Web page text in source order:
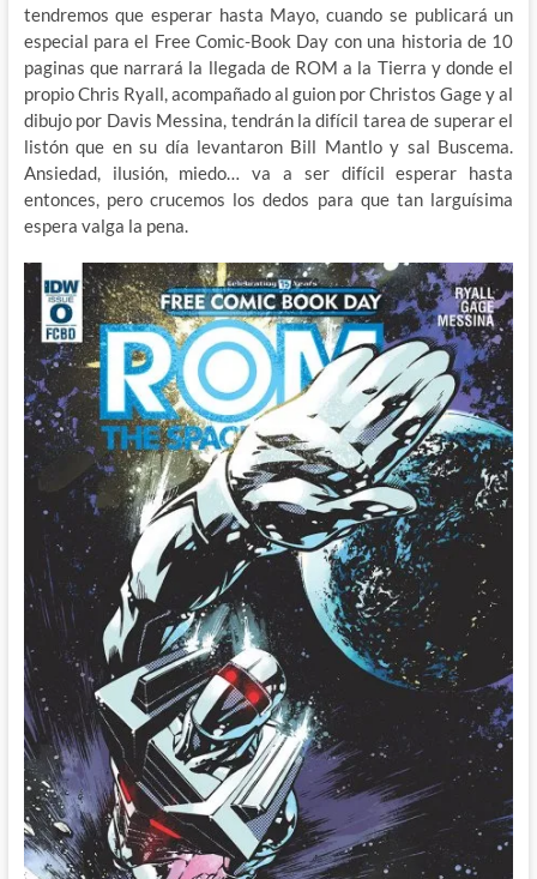
tendremos que esperar hasta Mayo, cuando se publicará un
especial para el Free Comic-Book Day con una historia de 10
paginas que narrará la llegada de ROM a la Tierra y donde el
propio Chris Ryall, acompañado al guion por Christos Gage y al
dibujo por Davis Messina, tendrán la difícil tarea de superar el
listón que en su día levantaron Bill Mantlo y sal Buscema.
Ansiedad, ilusión, miedo… va a ser difícil esperar hasta
entonces, pero crucemos los dedos para que tan larguísima
espera valga la pena.